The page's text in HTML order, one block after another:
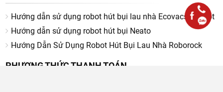
Hướng dẫn sử dụng robot hút bụi lau nhà Ecovacs Deebot
Hướng dẫn sử dụng robot hút bụi Neato
Hướng Dẫn Sử Dụng Robot Hút Bụi Lau Nhà Roborock
PHƯƠNG THỨC THANH TOÁN